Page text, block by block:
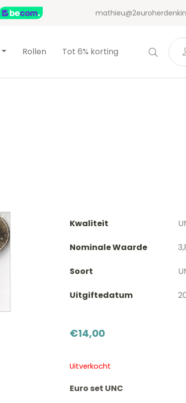
Rollen Tot 6% korting
Kwaliteit
Nominale Waarde
Soort
Uitgiftedatum
€14,00
Uitverkocht
Euro set UNC